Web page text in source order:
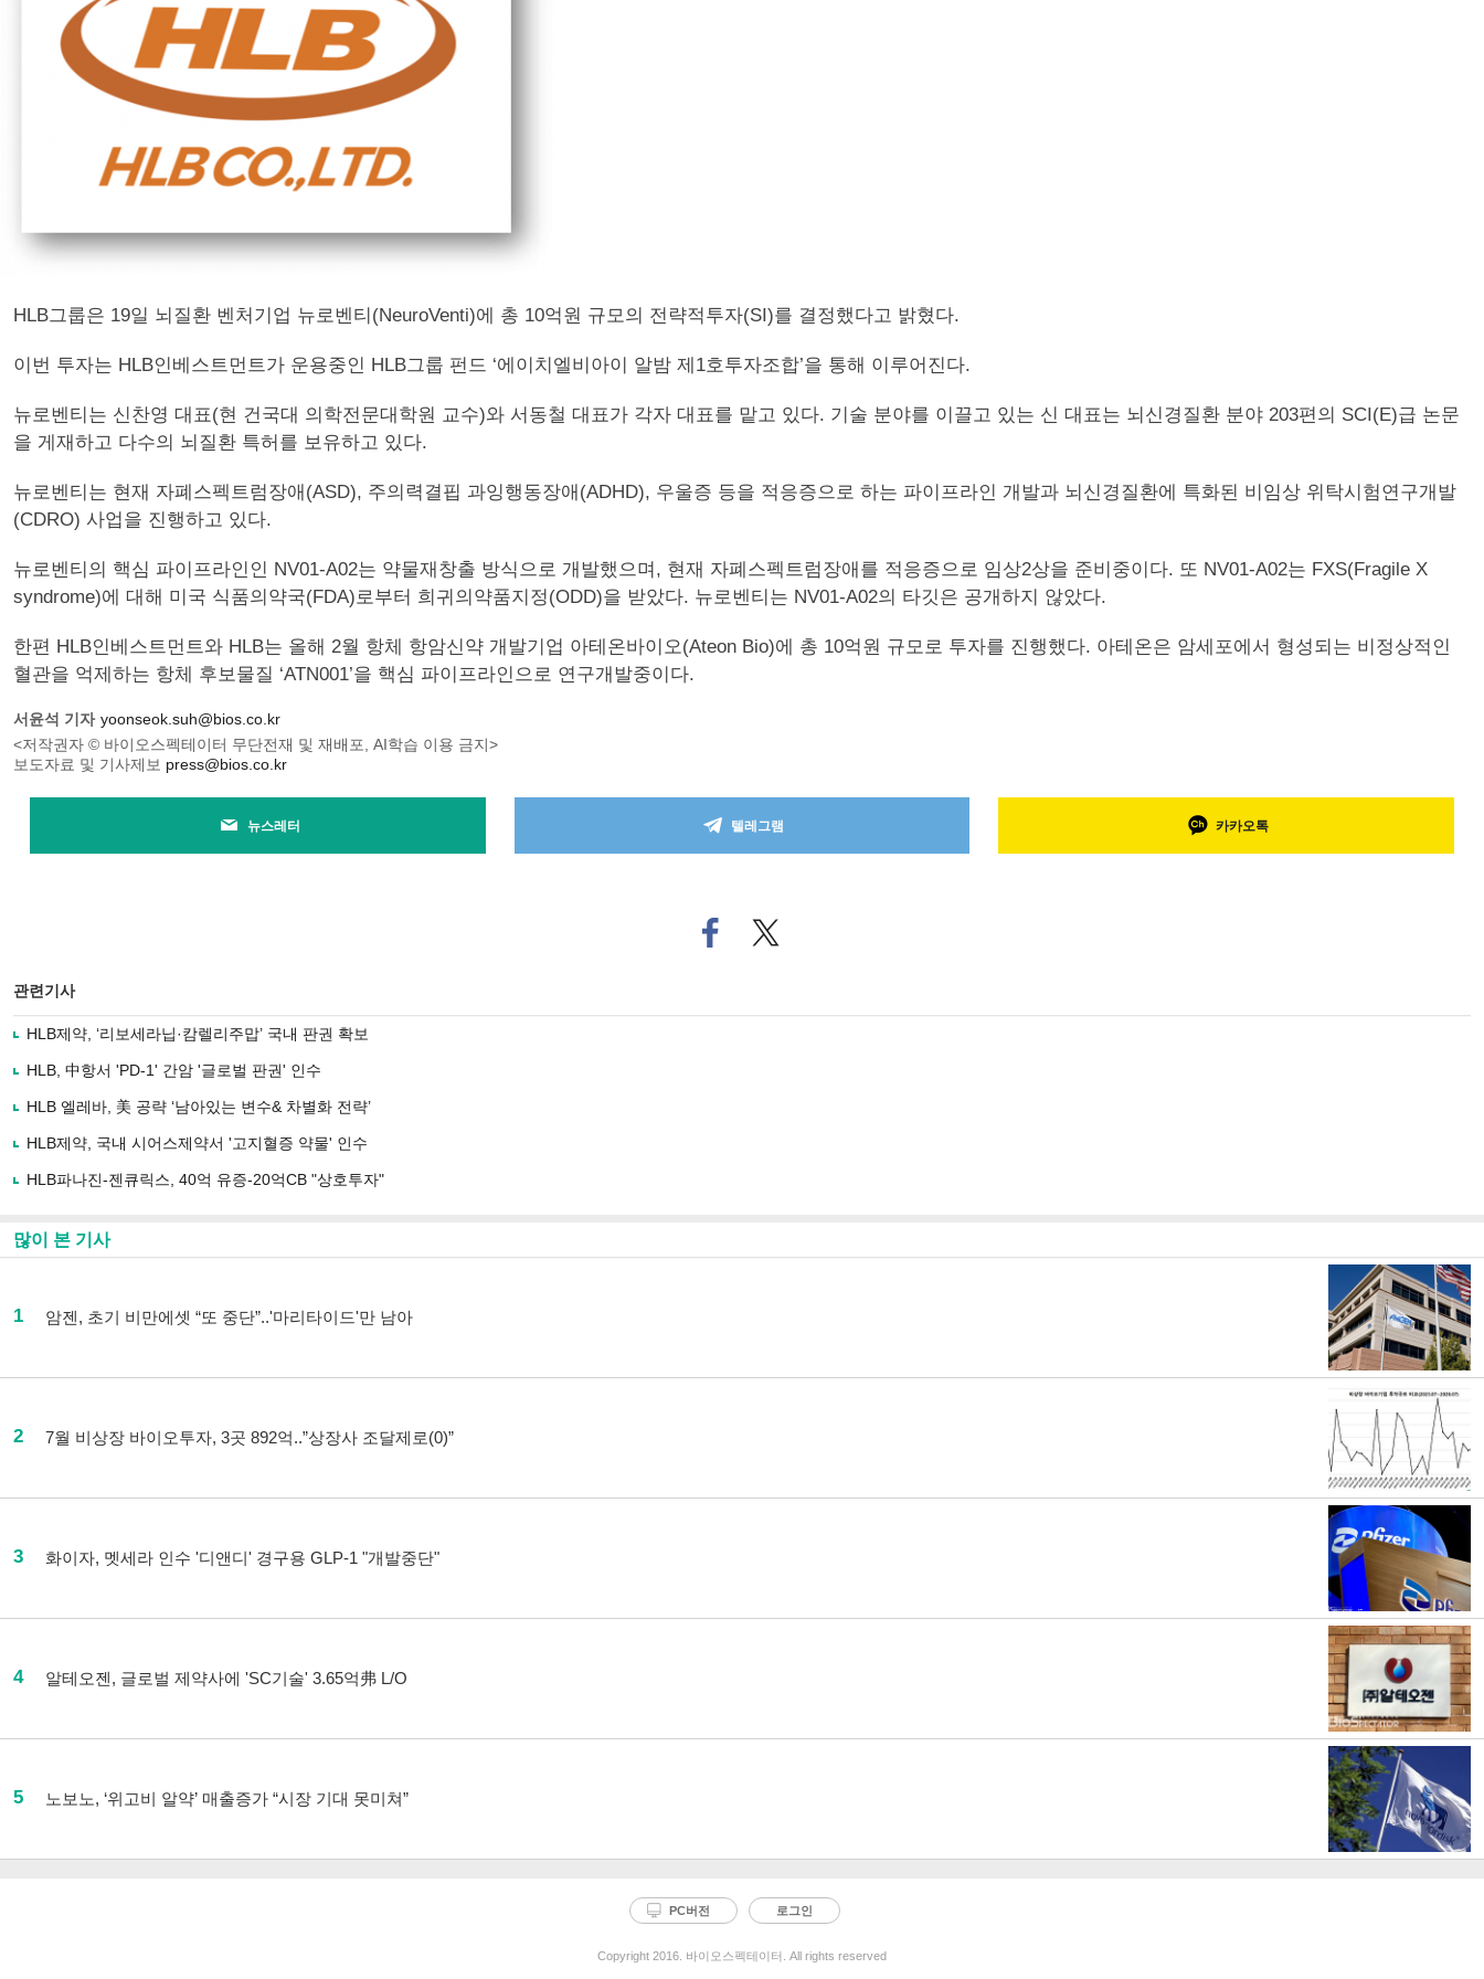
HLB그룹은 19일 뇌질환 벤처기업 뉴로벤티(NeuroVenti)에 총 10억원 규모의 전략적투자(SI)를 결정했다고 밝혔다.
이번 투자는 HLB인베스트먼트가 운용중인 HLB그룹 펀드 ‘에이치엘비아이 알밤 제1호투자조합’을 통해 이루어진다.
뉴로벤티는 신찬영 대표(현 건국대 의학전문대학원 교수)와 서동철 대표가 각자 대표를 맡고 있다. 기술 분야를 이끌고 있는 신 대표는 뇌신경질환 분야 203편의 SCI(E)급 논문
을 게재하고 다수의 뇌질환 특허를 보유하고 있다.
뉴로벤티는 현재 자폐스펙트럼장애(ASD), 주의력결핍 과잉행동장애(ADHD), 우울증 등을 적응증으로 하는 파이프라인 개발과 뇌신경질환에 특화된 비임상 위탁시험연구개발
(CDRO) 사업을 진행하고 있다.
뉴로벤티의 핵심 파이프라인인 NV01-A02는 약물재창출 방식으로 개발했으며, 현재 자폐스펙트럼장애를 적응증으로 임상2상을 준비중이다. 또 NV01-A02는 FXS(Fragile X
syndrome)에 대해 미국 식품의약국(FDA)로부터 희귀의약품지정(ODD)을 받았다. 뉴로벤티는 NV01-A02의 타깃은 공개하지 않았다.
한편 HLB인베스트먼트와 HLB는 올해 2월 항체 항암신약 개발기업 아테온바이오(Ateon Bio)에 총 10억원 규모로 투자를 진행했다. 아테온은 암세포에서 형성되는 비정상적인
혈관을 억제하는 항체 후보물질 ‘ATN001’을 핵심 파이프라인으로 연구개발중이다.
서윤석 기자 yoonseok.suh@bios.co.kr
<저작권자 © 바이오스펙테이터 무단전재 및 재배포, AI학습 이용 금지>
보도자료 및 기사제보 press@bios.co.kr
뉴스레터 텔레그램 카카오톡
페
이
트위
터로
관련기사
HLB제약, ‘리보세라닙·캄렐리주맙’ 국내 판권 확보
HLB, 中항서 'PD-1' 간암 '글로벌 판권' 인수
HLB 엘레바, 美 공략 ‘남아있는 변수& 차별화 전략’
HLB제약, 국내 시어스제약서 '고지혈증 약물' 인수
HLB파나진-젠큐릭스, 40억 유증-20억CB "상호투자"
많이 본 기사
1 암젠, 초기 비만에셋 “또 중단”..'마리타이드'만 남아
2 7월 비상장 바이오투자, 3곳 892억..”상장사 조달제로(0)”
3 화이자, 멧세라 인수 '디앤디' 경구용 GLP-1 "개발중단"
4 알테오젠, 글로벌 제약사에 'SC기술' 3.65억弗 L/O
5 노보노, ‘위고비 알약’ 매출증가 “시장 기대 못미쳐”
PC버전 로그인
Copyright 2016. 바이오스펙테이터. All rights reserved